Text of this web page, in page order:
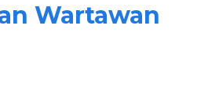
Wartawan